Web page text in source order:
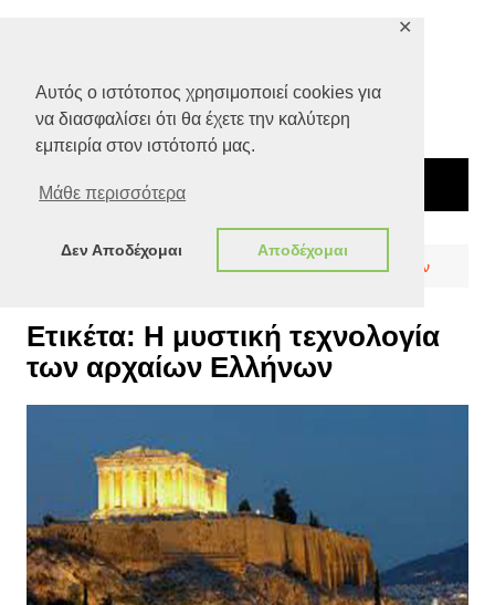
Αυτός ο ιστότοπος χρησιμοποιεί cookies για
να διασφαλίσει ότι θα έχετε την καλύτερη
εμπειρία στον ιστότοπό μας.
Μάθε περισσότερα
Δεν Αποδέχομαι Αποδέχομαι
✕
Η μυστική τεχνολογία των αρχαίων Ελλήνων
Ετικέτα: Η μυστική τεχνολογία
των αρχαίων Ελλήνων